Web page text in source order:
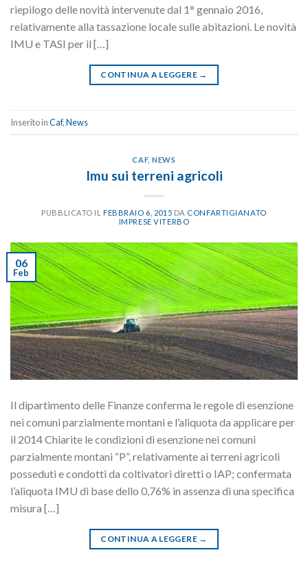
riepilogo delle novità intervenute dal 1° gennaio 2016,
relativamente alla tassazione locale sulle abitazioni. Le novità
IMU e TASI per il […]
CONTINUA A LEGGERE →
Inserito inCaf,News
CAF,NEWS
Imu sui terreni agricoli
PUBBLICATO ILFEBBRAIO 6, 2015 DA CONFARTIGIANATO
IMPRESE VITERBO
06
Feb
Il dipartimento delle Finanze conferma le regole di esenzione
nei comuni parzialmente montani e l’aliquota da applicare per
il 2014 Chiarite le condizioni di esenzione nei comuni
parzialmente montani “P”, relativamente ai terreni agricoli
posseduti e condotti da coltivatori diretti o IAP; confermata
l’aliquota IMU di base dello 0,76% in assenza di una specifica
misura […]
CONTINUA A LEGGERE →